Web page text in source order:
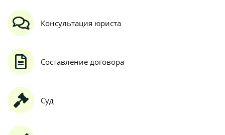
Консультация юриста
Составление договора
Суд